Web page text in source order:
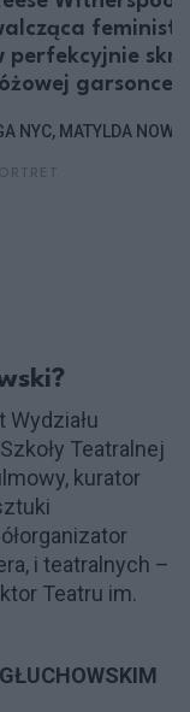
perfekcyjnie
garsonce
NYC, MATYLDA
Wydziału
Teatralnej
kurator
i teatralnych –
Teatru im.